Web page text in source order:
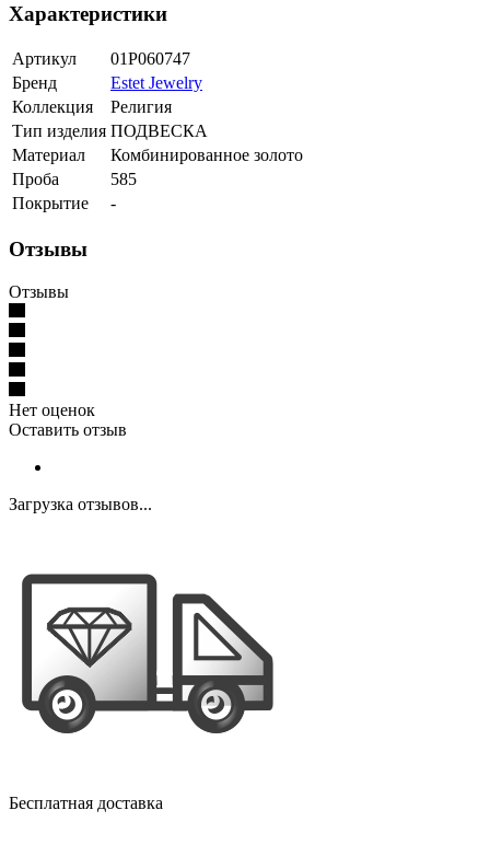
Характеристики
Артикул
01Р060747
Бренд
Estet Jewelry
Коллекция
Религия
Тип изделия ПОДВЕСКА
Материал
Комбинированное золото
Проба
585
Покрытие
-
Отзывы
Отзывы
Нет оценок
Оставить отзыв
Загрузка отзывов...
Бесплатная доставка